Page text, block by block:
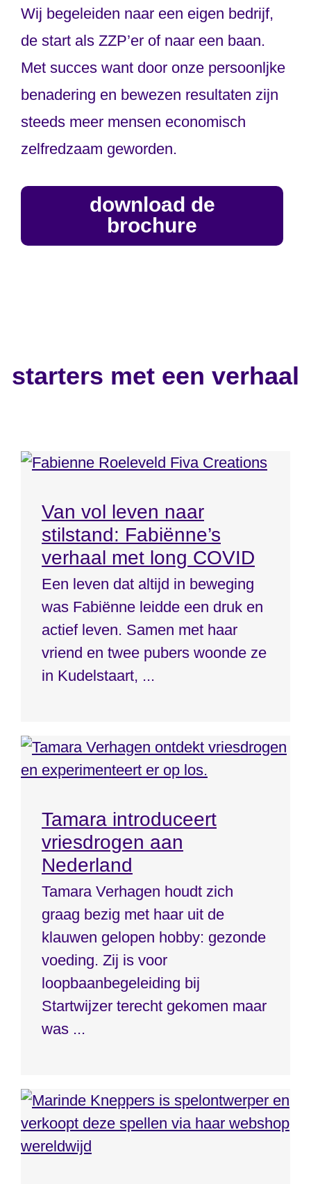
Wij begeleiden naar een eigen bedrijf,
de start als ZZP’er of naar een baan.
Met succes want door onze persoonljke
benadering en bewezen resultaten zijn
steeds meer mensen economisch
zelfredzaam geworden.
download de
brochure
starters met een verhaal
Van vol leven naar
stilstand: Fabiënne’s
verhaal met long COVID
Een leven dat altijd in beweging
was Fabiënne leidde een druk en
actief leven. Samen met haar
vriend en twee pubers woonde ze
in Kudelstaart, ...
Tamara introduceert
vriesdrogen aan
Nederland
Tamara Verhagen houdt zich
graag bezig met haar uit de
klauwen gelopen hobby: gezonde
voeding. Zij is voor
loopbaanbegeleiding bij
Startwijzer terecht gekomen maar
was ...